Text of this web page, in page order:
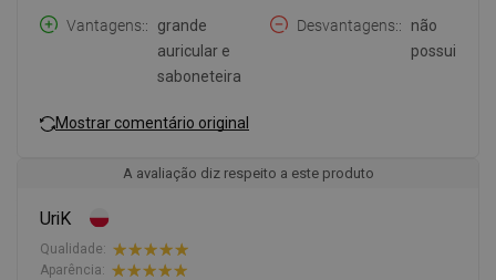
Vantagens:
grande
auricular e
saboneteira
Desvantagens:
não
possui
Mostrar comentário original
A avaliação diz respeito a este produto
UriK
Qualidade:
Aparência: